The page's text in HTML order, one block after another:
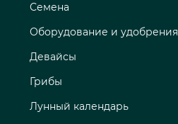
Семена
Оборудование и удобрения
Девайсы
Грибы
Лунный календарь